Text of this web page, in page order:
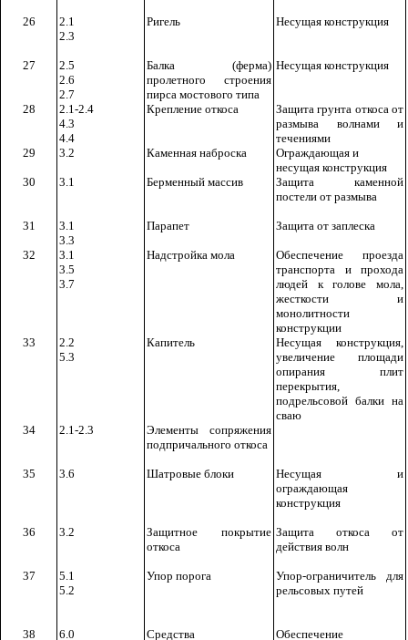
26
2.1
2.3
Ригель Несущая конструкция
27
2.5
2.6
2.7
Балка (ферма)
пролетного строения
пирса мостового типа
Несущая конструкция
28
2.1-2.4
4.3
4.4
Крепление откоса
Защита грунта откоса от
размыва волнами и
течениями
29 3.2 Каменная наброска
Ограждающая и
несущая конструкция
30 3.1 Берменный массив
Защита каменной
постели от размыва
31
3.1
3.3
Парапет Защита от заплеска
32
3.1
3.5
3.7
Надстройка мола
Обеспечение проезда
транспорта и прохода
людей к голове мола,
жесткости и
монолитности
конструкции
33
2.2
5.3
Капитель
Несущая конструкция,
увеличение площади
опирания плит
перекрытия,
подрельсовой балки на
сваю
34 2.1-2.3
Элементы сопряжения
подпричального откоса
35
3.6 Шатровые блоки
Несущая и
ограждающая
конструкция
36 3.2
Защитное покрытие
откоса
Защита откоса от
действия волн
37
5.1
5.2
Упор порога
Упор-ограничитель для
рельсовых путей
38 6.0
Средства
Обеспечение